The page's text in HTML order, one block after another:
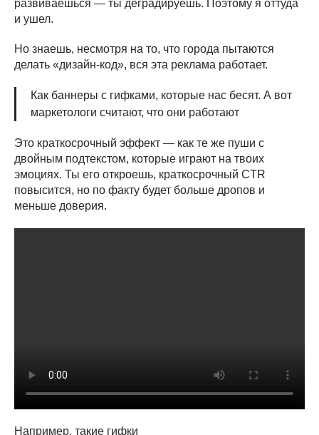
развиваешься — ты деградируешь. Поэтому я оттуда
и ушел.
Но знаешь, несмотря на то, что города пытаются
делать «дизайн-код», вся эта реклама работает.
Как баннеры с гифками, которые нас бесят. А вот
маркетологи считают, что они работают
Это краткосрочный эффект — как те же пуши с
двойным подтекстом, которые играют на твоих
эмоциях. Ты его откроешь, краткосрочный CTR
повысится, но по факту будет больше дропов и
меньше доверия.
Например, такие гифки